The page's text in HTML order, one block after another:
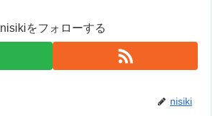
nisikiをフォローする
nisiki